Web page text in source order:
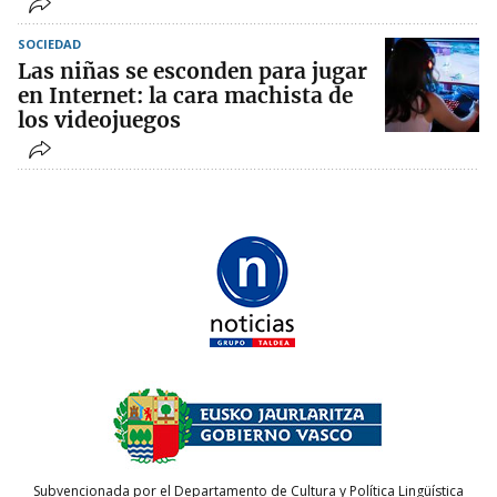
SOCIEDAD
Las niñas se esconden para jugar
en Internet: la cara machista de
los videojuegos
Subvencionada por el Departamento de Cultura y Política Lingüística